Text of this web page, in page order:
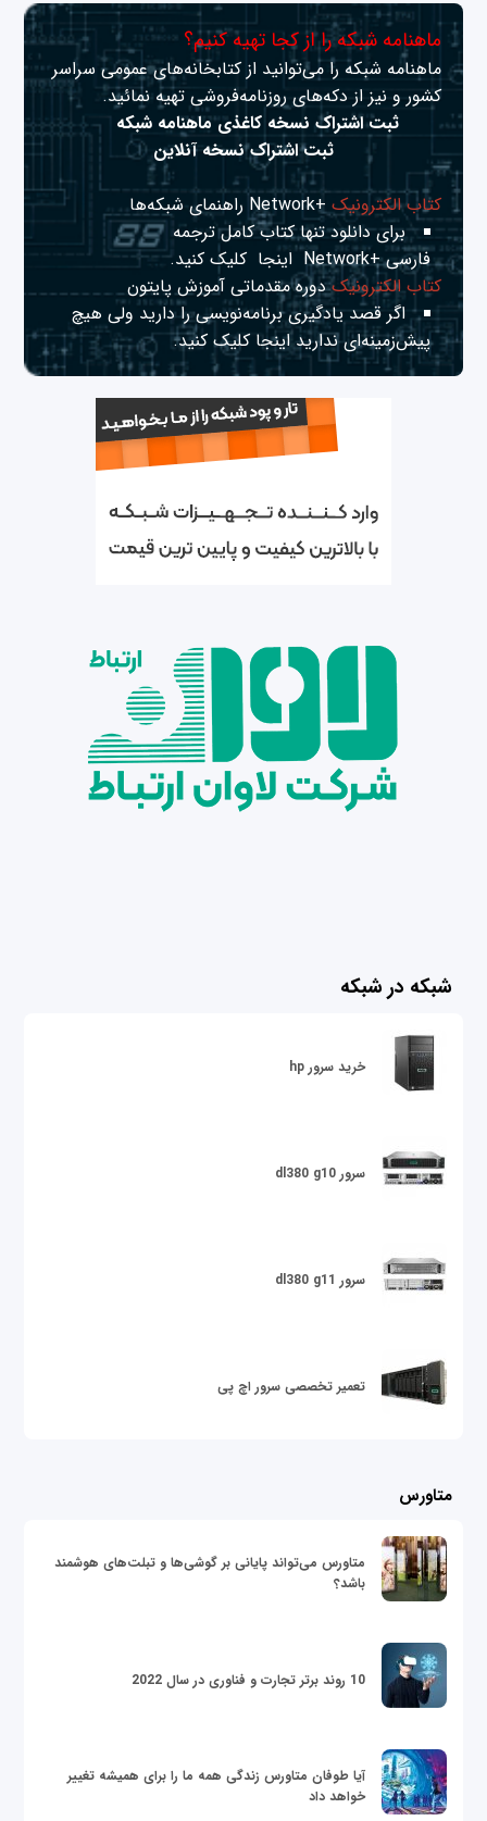
ماهنامه شبکه را از کجا تهیه کنیم؟
ماهنامه شبکه را می‌توانید از کتابخانه‌های عمومی سراسر
کشور و نیز از دکه‌های روزنامه‌فروشی تهیه نمائید.
ثبت اشتراک نسخه کاغذی ماهنامه شبکه
ثبت اشتراک نسخه آنلاین
کتاب الکترونیک+Network راهنمای شبکه‌ها
برای دانلود تنها کتاب کامل ترجمه
فارسی +Network
اینجا کلیک کنید.
کتاب الکترونیکدوره مقدماتی آموزش پایتون
اگر قصد یادگیری برنامه‌نویسی را دارید ولی هیچ
پیش‌زمینه‌ای نداریداینجا کلیک کنید.
شبکه در شبکه
خرید سرور hp
سرور dl380 g10
سرور dl380 g11
تعمیر تخصصی سرور اچ پی
متاورس
متاورس می‌تواند پایانی بر گوشی‌ها و تبلت‌های هوشمند
باشد؟
10 روند برتر تجارت و فناوری در سال 2022
آیا طوفان متاورس زندگی همه ما را برای همیشه تغییر
خواهد داد